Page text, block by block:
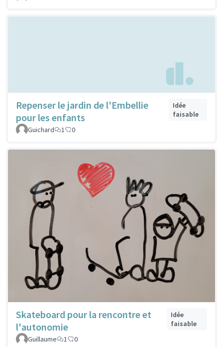
Repenser le jardin de l'Embellie
pour les enfants
Idée
faisable
Guichard
1 0
Skateboard pour la rencontre et
l'autonomie
Idée
faisable
Guillaume
1 0